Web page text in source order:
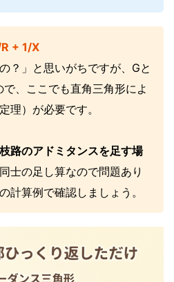
+ 1/X
？」と思いがちですが、Gと
で、ここでも直角三角形によ
理）が必要です。
路のアドミタンスを足す場
士の足し算なので問題あり
計算例で確認しましょう。